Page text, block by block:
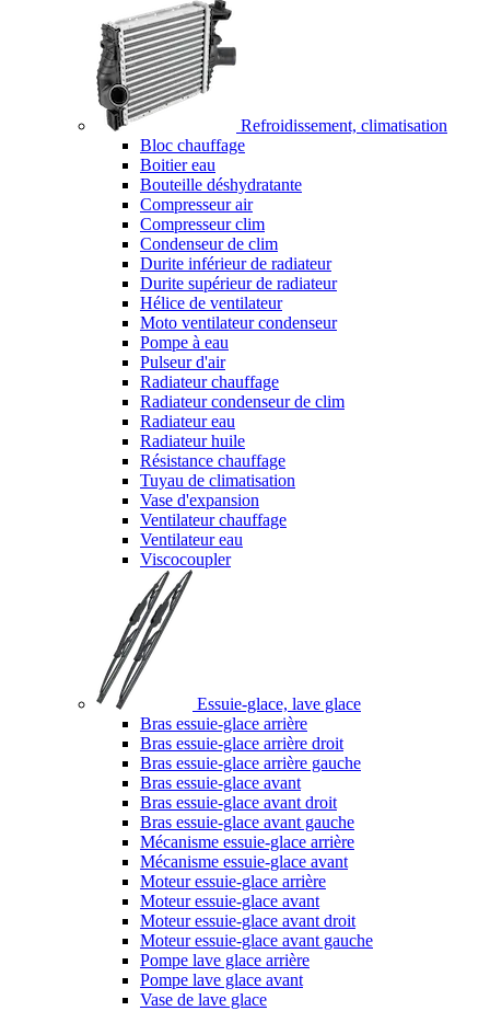
Refroidissement, climatisation
Bloc chauffage
Boitier eau
Bouteille déshydratante
Compresseur air
Compresseur clim
Condenseur de clim
Durite inférieur de radiateur
Durite supérieur de radiateur
Hélice de ventilateur
Moto ventilateur condenseur
Pompe à eau
Pulseur d'air
Radiateur chauffage
Radiateur condenseur de clim
Radiateur eau
Radiateur huile
Résistance chauffage
Tuyau de climatisation
Vase d'expansion
Ventilateur chauffage
Ventilateur eau
Viscocoupler
Essuie-glace, lave glace
Bras essuie-glace arrière
Bras essuie-glace arrière droit
Bras essuie-glace arrière gauche
Bras essuie-glace avant
Bras essuie-glace avant droit
Bras essuie-glace avant gauche
Mécanisme essuie-glace arrière
Mécanisme essuie-glace avant
Moteur essuie-glace arrière
Moteur essuie-glace avant
Moteur essuie-glace avant droit
Moteur essuie-glace avant gauche
Pompe lave glace arrière
Pompe lave glace avant
Vase de lave glace